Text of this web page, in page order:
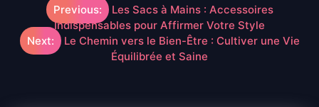
Navigation
de
Previous:
Les Sacs à Mains : Accessoires
Indispensables pour Affirmer Votre Style
Next:
Le Chemin vers le Bien-Être : Cultiver une Vie
Équilibrée et Saine